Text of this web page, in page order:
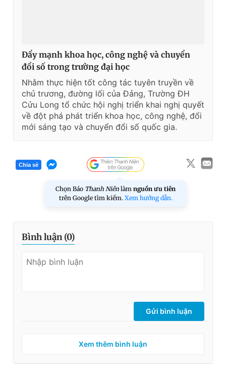
Đẩy mạnh khoa học, công nghệ và chuyển
đổi số trong trường đại học
Nhằm thực hiện tốt công tác tuyên truyền về
chủ trương, đường lối của Đảng, Trường ĐH
Cửu Long tổ chức hội nghị triển khai nghị quyết
về đột phá phát triển khoa học, công nghệ, đổi
mới sáng tạo và chuyển đổi số quốc gia.
Chia sẻ
Chọn Báo Thanh Niên làm nguồn ưu tiên
trên Google tìm kiếm. Xem hướng dẫn.
Bình luận (0)
Gửi bình luận
Xem thêm bình luận